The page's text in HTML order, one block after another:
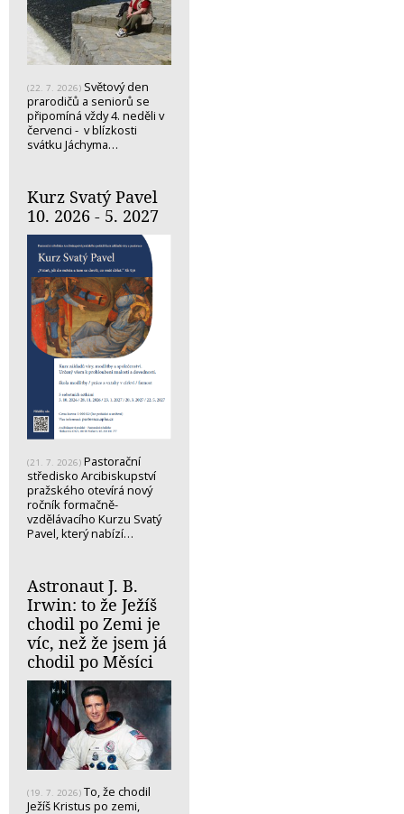
(22. 7. 2026) Světový den
prarodičů a seniorů se
připomíná vždy 4. neděli v
červenci - v blízkosti
svátku Jáchyma…
Kurz Svatý Pavel
10. 2026 - 5. 2027
(21. 7. 2026) Pastorační
středisko Arcibiskupství
pražského otevírá nový
ročník formačně-
vzdělávacího Kurzu Svatý
Pavel, který nabízí…
Astronaut J. B.
Irwin: to že Ježíš
chodil po Zemi je
víc, než že jsem já
chodil po Měsíci
(19. 7. 2026) To, že chodil
Ježíš Kristus po zemi,